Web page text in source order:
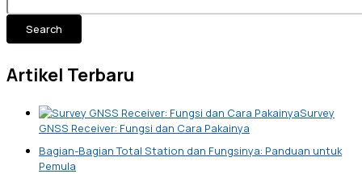
Search
Artikel Terbaru
Survey
GNSS Receiver: Fungsi dan Cara Pakainya
Bagian-Bagian Total Station dan Fungsinya: Panduan untuk
Pemula